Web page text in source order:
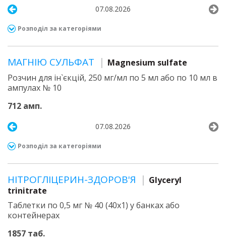
07.08.2026
Розподіл за категоріями
МАГНІЮ СУЛЬФАТ
Magnesium sulfate
Розчин для ін`єкцій, 250 мг/мл по 5 мл або по 10 мл в
ампулах № 10
712 амп.
07.08.2026
Розподіл за категоріями
НІТРОГЛІЦЕРИН-ЗДОРОВ'Я
Glyceryl
trinitrate
Таблетки по 0,5 мг № 40 (40х1) у банках або
контейнерах
1857 таб.